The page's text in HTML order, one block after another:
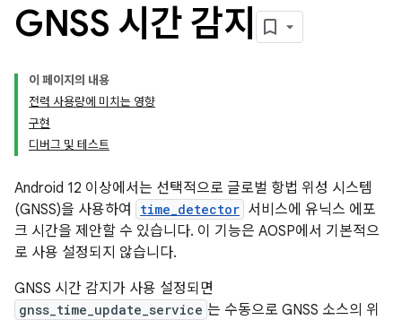
GNSS 시간 감지
이 페이지의 내용
전력 사용량에 미치는 영향
구현
디버그 및 테스트
Android 12 이상에서는 선택적으로 글로벌 항법 위성 시스템
(GNSS)을 사용하여
time_detector 서비스에 유닉스 에포
크 시간을 제안할 수 있습니다. 이 기능은 AOSP에서 기본적으
로 사용 설정되지 않습니다.
GNSS 시간 감지가 사용 설정되면
gnss_time_update_service 는 수동으로 GNSS 소스의 위